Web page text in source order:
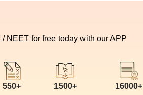
NEET for free today with our APP
550+ 1500+ 16000+